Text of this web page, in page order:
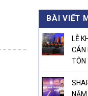
BÀI VIẾT
LỄ
CÁN
TÔN